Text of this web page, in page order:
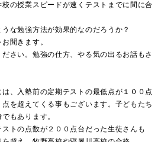
の授業スピードが速くテストまでに間に合
な勉強方法が効果的なのだろうか？
聞きます。
さい。勉強の仕方、やる気の出るお話もさ
、入塾前の定期テストの最低点が１００点
を超えてくる事もございます。子どもたち
もあります。
トの点数が２００点台だった生徒さんも